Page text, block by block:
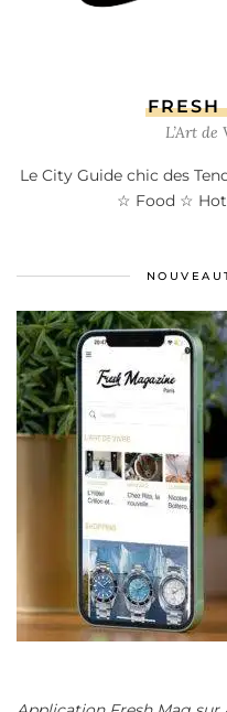
FRESH
L’Art
Le City Guide chic des
☆ Food ☆